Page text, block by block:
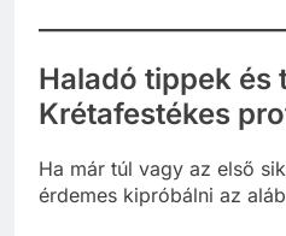
Haladó tippek és
Krétafestékes
Ha már túl vagy az első
érdemes kipróbálni az